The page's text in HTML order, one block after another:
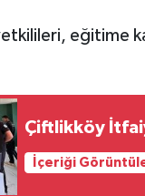
eğitime
Çiftlikköy
İçeriği